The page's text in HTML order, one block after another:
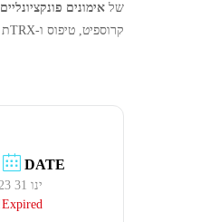
של אימונים פונקציונליים
קרוספיט, טיפוס ו-TRXת
DATE
ינו 31 2023
Expired!